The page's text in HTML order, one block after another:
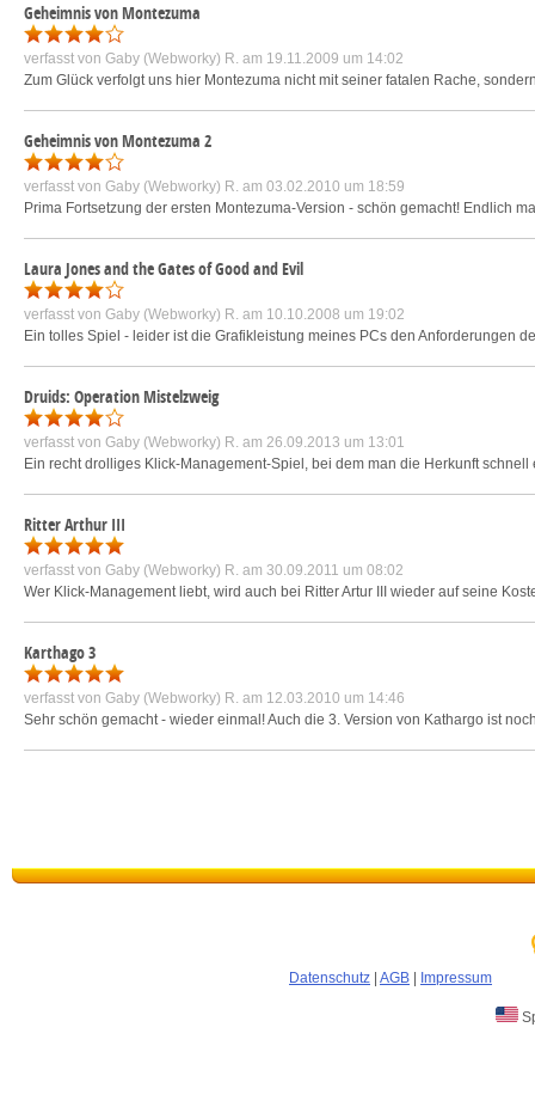
Geheimnis von Montezuma
verfasst von Gaby (Webworky) R. am 19.11.2009 um 14:02
Zum Glück verfolgt uns hier Montezuma nicht mit seiner fatalen Rache,
Geheimnis von Montezuma 2
verfasst von Gaby (Webworky) R. am 03.02.2010 um 18:59
Prima Fortsetzung der ersten Montezuma-Version - schön gemacht! Endlich
Laura Jones and the Gates of Good and Evil
verfasst von Gaby (Webworky) R. am 10.10.2008 um 19:02
Ein tolles Spiel - leider ist die Grafikleistung meines PCs den Anforderungen
Druids: Operation Mistelzweig
verfasst von Gaby (Webworky) R. am 26.09.2013 um 13:01
Ein recht drolliges Klick-Management-Spiel, bei dem man die Herkunft
Ritter Arthur III
verfasst von Gaby (Webworky) R. am 30.09.2011 um 08:02
Wer Klick-Management liebt, wird auch bei Ritter Artur III wieder auf seine
Karthago 3
verfasst von Gaby (Webworky) R. am 12.03.2010 um 14:46
Sehr schön gemacht - wieder einmal! Auch die 3. Version von Kathargo ist
Datenschutz AGB Impressum